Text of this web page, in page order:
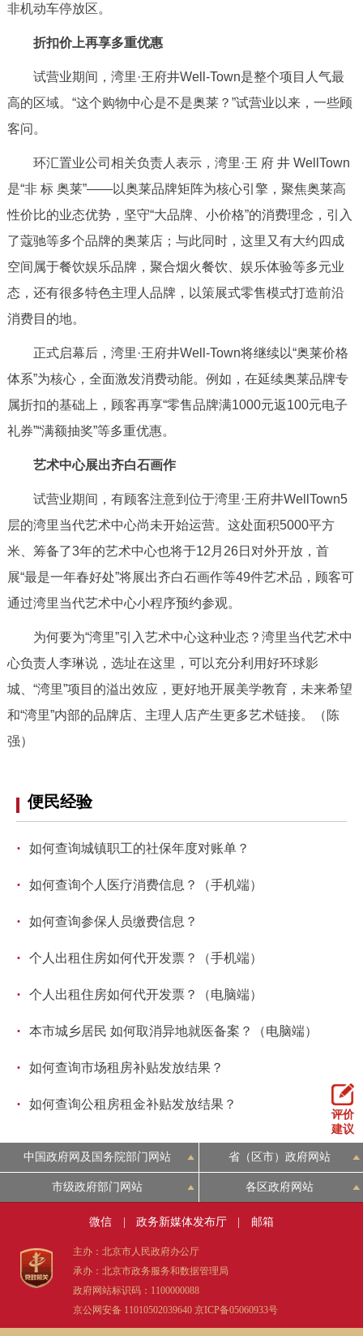
多语种
DEUTSCH FRANÇAIS РУССКИЙ ЯЗЫК
ESPAÑOL العربية PORTUGUÊS
回到顶部
非机动车停放区。
折扣价上再享多重优惠
试营业期间，湾里·王府井Well-Town是整个项目人气最
高的区域。“这个购物中心是不是奥莱？”试营业以来，一些顾
客问。
环汇置业公司相关负责人表示，湾里·王 府 井 WellTown
是“非 标 奥莱”——以奥莱品牌矩阵为核心引擎，聚焦奥莱高
性价比的业态优势，坚守“大品牌、小价格”的消费理念，引入
了蔻驰等多个品牌的奥莱店；与此同时，这里又有大约四成
空间属于餐饮娱乐品牌，聚合烟火餐饮、娱乐体验等多元业
态，还有很多特色主理人品牌，以策展式零售模式打造前沿
消费目的地。
正式启幕后，湾里·王府井Well-Town将继续以“奥莱价格
体系”为核心，全面激发消费动能。例如，在延续奥莱品牌专
属折扣的基础上，顾客再享“零售品牌满1000元返100元电子
礼券”“满额抽奖”等多重优惠。
艺术中心展出齐白石画作
试营业期间，有顾客注意到位于湾里·王府井WellTown5
层的湾里当代艺术中心尚未开始运营。这处面积5000平方
米、筹备了3年的艺术中心也将于12月26日对外开放，首
展“最是一年春好处”将展出齐白石画作等49件艺术品，顾客可
通过湾里当代艺术中心小程序预约参观。
为何要为“湾里”引入艺术中心这种业态？湾里当代艺术中
心负责人李琳说，选址在这里，可以充分利用好环球影
城、“湾里”项目的溢出效应，更好地开展美学教育，未来希望
和“湾里”内部的品牌店、主理人店产生更多艺术链接。（陈
强）
便民经验
· 如何查询城镇职工的社保年度对账单？
· 如何查询个人医疗消费信息？（手机端）
· 如何查询参保人员缴费信息？
· 个人出租住房如何代开发票？（手机端）
· 个人出租住房如何代开发票？（电脑端）
· 本市城乡居民 如何取消异地就医备案？（电脑端）
· 如何查询市场租房补贴发放结果？
· 如何查询公租房租金补贴发放结果？
评价
建议
中国政府网及国务院部门网站 省（区市）政府网站
市级政府部门网站 各区政府网站
微信 政务新媒体发布厅 邮箱
主办：北京市人民政府办公厅
承办：北京市政务服务和数据管理局
政府网站标识码：1100000088
京公网安备 11010502039640 京ICP备05060933号